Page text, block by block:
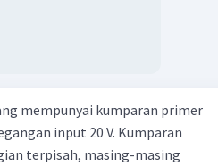
mempunyai kumparan primer
input 20 V. Kumparan
terpisah, masing-masing